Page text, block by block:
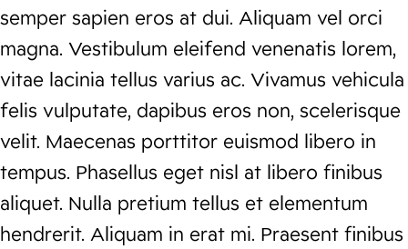
semper sapien eros at dui. Aliquam vel orci
magna. Vestibulum eleifend venenatis lorem,
vitae lacinia tellus varius ac. Vivamus vehicula
felis vulputate, dapibus eros non, scelerisque
velit. Maecenas porttitor euismod libero in
tempus. Phasellus eget nisl at libero finibus
aliquet. Nulla pretium tellus et elementum
hendrerit. Aliquam in erat mi. Praesent finibus